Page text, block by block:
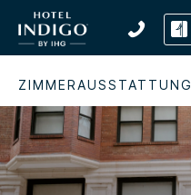
ZIMMERAUSSTATTUNG